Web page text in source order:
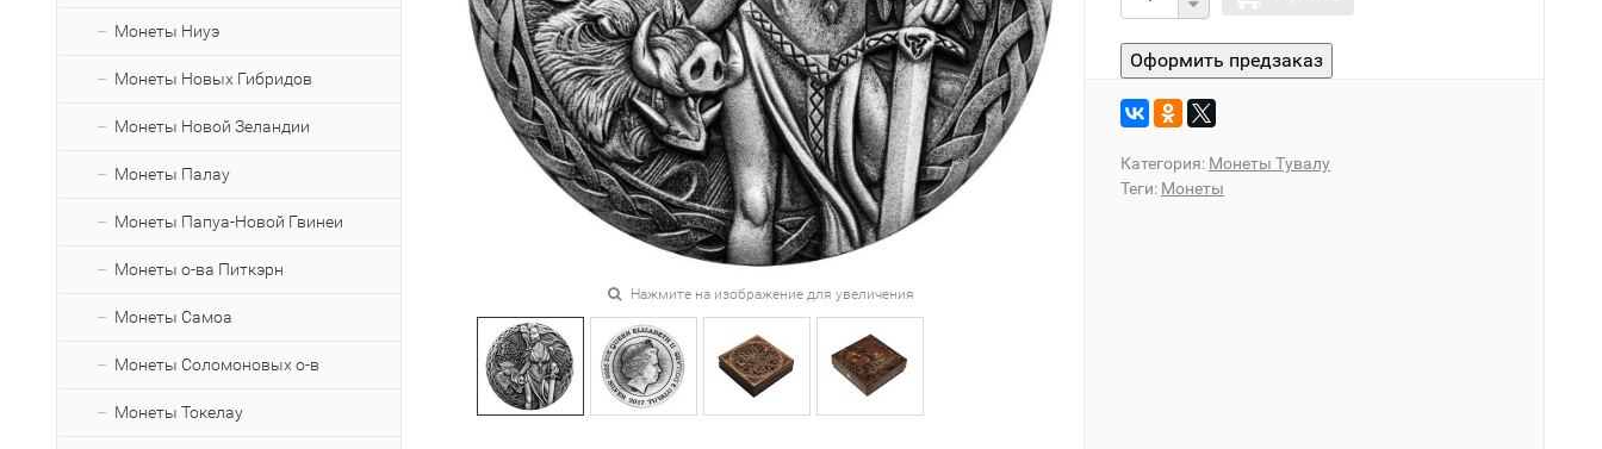
Монеты Ниуэ
Монеты Новых Гибридов
Монеты Новой Зеландии
Монеты Палау
Монеты Папуа-Новой Гвинеи
Монеты о-ва Питкэрн
Монеты Самоа
Монеты Соломоновых о-в
Монеты Токелау
Нажмите на изображение для увеличения
Категория: Монеты Тувалу
Теги: Монеты